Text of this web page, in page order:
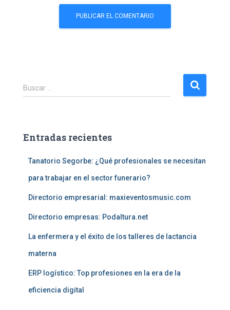
B
u
r
Buscar …
Entradas recientes
Tanatorio Segorbe: ¿Qué profesionales se necesitan
para trabajar en el sector funerario?
Directorio empresarial: maxieventosmusic.com
Directorio empresas: Podaltura.net
La enfermera y el éxito de los talleres de lactancia
materna
ERP logístico: Top profesiones en la era de la
eficiencia digital